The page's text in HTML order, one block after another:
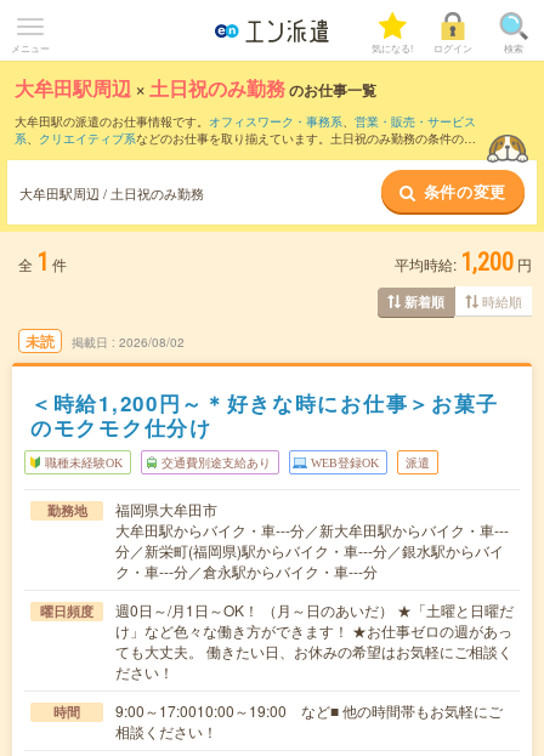
メニュー 気になる! ログイン 検索
大牟田駅周辺 ×土日祝のみ勤務のお仕事一覧
大牟田駅の派遣のお仕事情報です。 オフィスワーク・事務系、 営業・販売・サービス
系、 クリエイティブ系などのお仕事を取り揃えています。土日祝のみ勤務の条件の他
大牟田駅周辺 / 土日祝のみ勤務 条件の変更
全 1 件 平均時給: 1,200 円
新着順 時給順
未読 掲載日 2026/08/02
＜時給1,200円～＊好きな時にお仕事＞お菓子
のモクモク仕分け
職種未経験OK 交通費別途支給あり WEB登録OK 派遣
勤務地
福岡県大牟田市
大牟田駅からバイク・車---分／新大牟田駅からバイク・車---
分／新栄町(福岡県)駅からバイク・車---分／銀水駅からバイ
ク・車---分／倉永駅からバイク・車---分
曜日頻度
週0日～/月1日～OK！ （月～日のあいだ） ★「土曜と日曜だ
け」など色々な働き方ができます！ ★お仕事ゼロの週があっ
ても大丈夫。 働きたい日、お休みの希望はお気軽にご相談く
ださい！
時間
9:00～17:0010:00～19:00 など■ 他の時間帯もお気軽にご
相談ください！